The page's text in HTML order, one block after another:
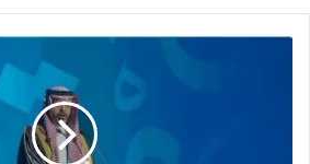
ق
ع
ا
ل
و
ي